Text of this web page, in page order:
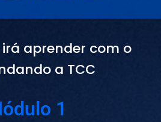
irá aprender com o
a TCC
1